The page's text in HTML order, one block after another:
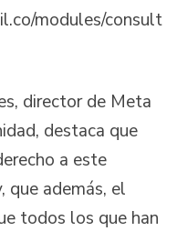
modules/consult
director de Meta
destaca que
a este
que además, el
todos los que han